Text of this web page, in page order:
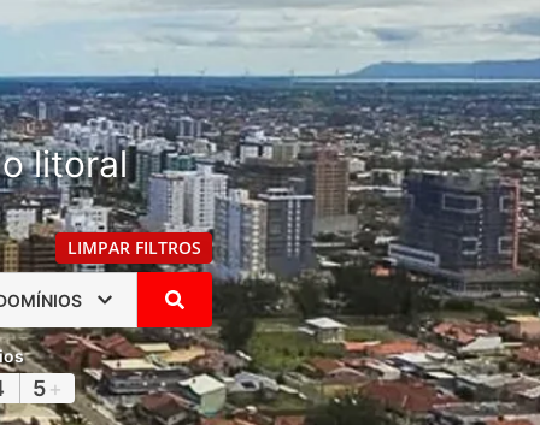
litoral
LIMPAR FILTROS
5 +